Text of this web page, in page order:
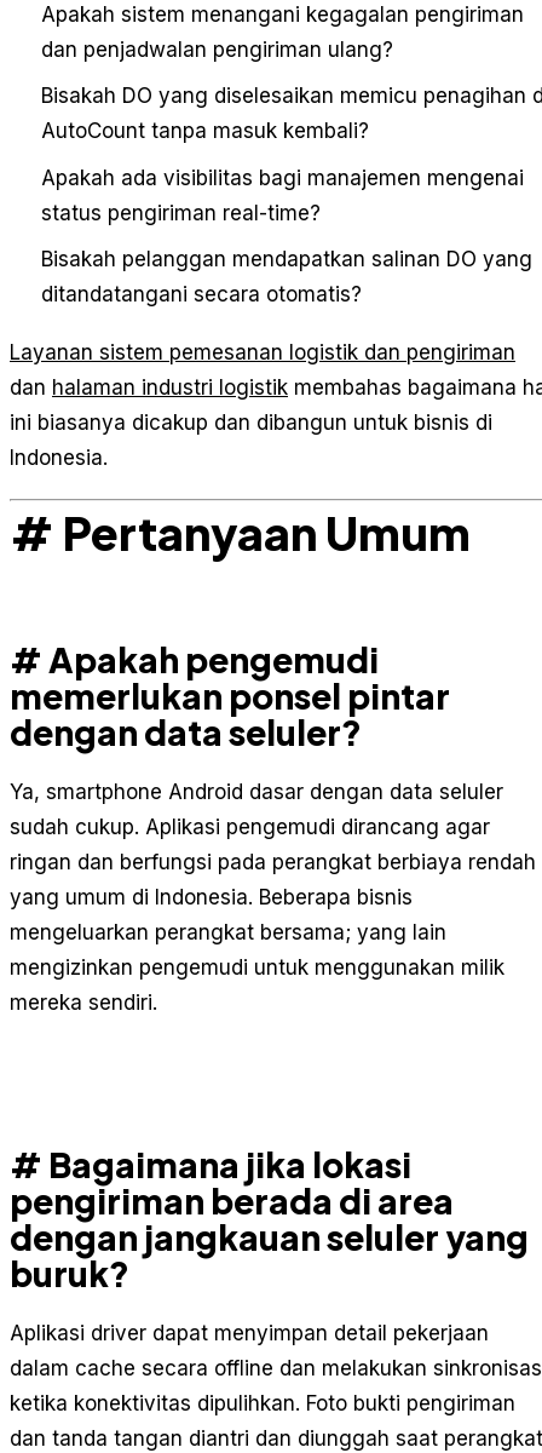
Apakah sistem menangani kegagalan pengiriman
dan penjadwalan pengiriman ulang?
Bisakah DO yang diselesaikan memicu penagihan
AutoCount tanpa masuk kembali?
Apakah ada visibilitas bagi manajemen mengenai
status pengiriman real-time?
Bisakah pelanggan mendapatkan salinan DO yang
ditandatangani secara otomatis?
Layanan sistem pemesanan logistik dan pengiriman
dan halaman industri logistik membahas bagaimana
ini biasanya dicakup dan dibangun untuk bisnis di
Indonesia.
# Pertanyaan Umum
# Apakah pengemudi
memerlukan ponsel pintar
dengan data seluler?
Ya, smartphone Android dasar dengan data seluler
sudah cukup. Aplikasi pengemudi dirancang agar
ringan dan berfungsi pada perangkat berbiaya rendah
yang umum di Indonesia. Beberapa bisnis
mengeluarkan perangkat bersama; yang lain
mengizinkan pengemudi untuk menggunakan milik
mereka sendiri.
# Bagaimana jika lokasi
pengiriman berada di area
dengan jangkauan seluler yang
buruk?
Aplikasi driver dapat menyimpan detail pekerjaan
dalam cache secara offline dan melakukan
ketika konektivitas dipulihkan. Foto bukti pengiriman
dan tanda tangan diantri dan diunggah saat perangkat